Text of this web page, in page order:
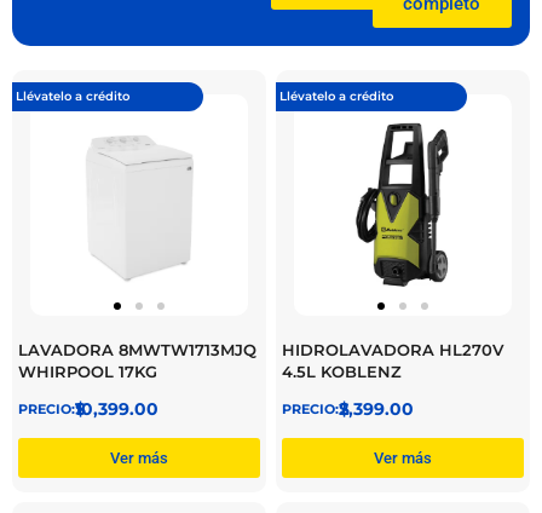
Llévatelo a crédito
LAVADORA 8MWTW1713MJQ
WHIRPOOL 17KG
$
10,399.00
Ver más
Llévatelo a crédito
HIDROLAVADORA HL270V
4.5L KOBLENZ
$
2,399.00
Ver más